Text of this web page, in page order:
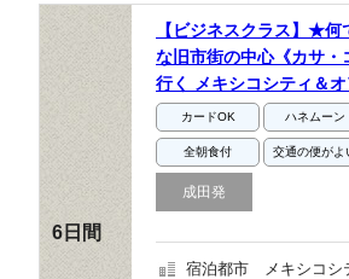
6日間
【ビジネスクラス】★
な旧市街の中心《カサ
行く メキシコシティ＆
カードOK ハネムーン
全朝食付 交通の便がよ
成田発
宿泊都市 メキシコシ